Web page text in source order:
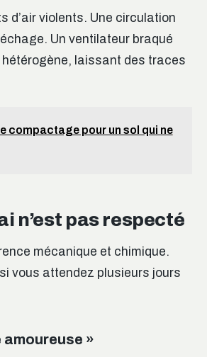
d’air violents. Une circulation
Un ventilateur braqué
laissant des traces
compactage pour un sol qui ne
n’est pas respecté
mécanique et chimique.
vous attendez plusieurs jours
»